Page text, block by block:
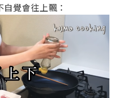
覺會往上飄：